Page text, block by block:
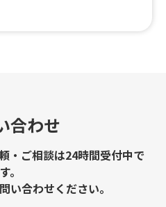
合わせ
・ご相談は24時間受付中で
す。
い合わせください。